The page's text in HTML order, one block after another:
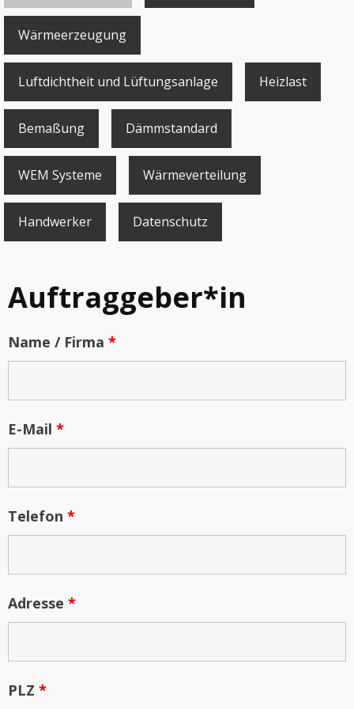
Wärmeerzeugung
Luftdichtheit und Lüftungsanlage Heizlast
Bemaßung Dämmstandard
WEM Systeme Wärmeverteilung
Handwerker Datenschutz
Auftraggeber*in
Name / Firma *
E-Mail *
Telefon *
Adresse *
PLZ *